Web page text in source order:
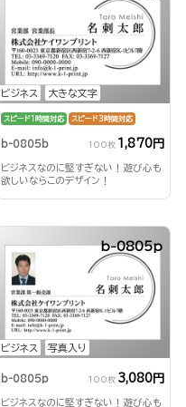
ビジネス 大きな文字
スピード1時間対応 スピード3時間対応
b-0805b 100枚 1,870円
ビジネスなのに堅すぎない！遊び心も
欲しいならこのデザイン！
ビジネス 写真入り
b-0805p
b-0805p 100枚 3,080円
ビジネスなのに堅すぎない！遊び心も